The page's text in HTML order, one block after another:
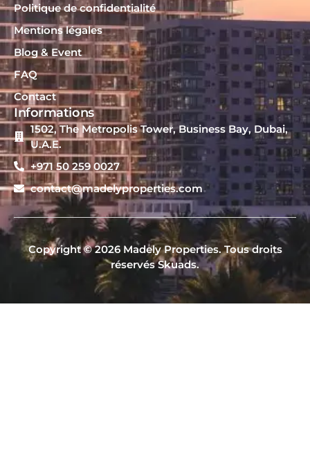
Politique de confidentialité
Mentions légales
Blog & Event
FAQ
Contact
Informations
1502, The Metropolis Tower, Business Bay, Dubai,
U.A.E.
+971 50 259 0027
contact@madelyproperties.com
Copyright © 2026 Madely Properties. Tous droits
réservés Skuads.